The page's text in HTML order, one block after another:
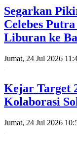
Segarkan
Celebes
Liburan ke
Jumat, 24 Jul 2026
Kejar Target
Kolaborasi
Jumat, 24 Jul 2026